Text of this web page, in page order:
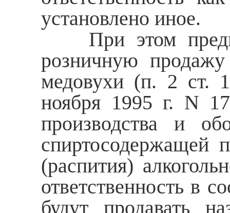
установлено иное.
При этом
розничную
медовухи (п. 2 ст.
ноября 1995 г. N
производства и
спиртосодержащей
(распития)
ответственность в
будут продавать